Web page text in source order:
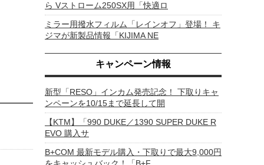
ら Vストローム250SX用「快適ロ
ミラー用撥水フィルム「レインオフ」登場！ キ
ジマが新製品情報「KIJIMA NE
キャンペーン情報
新型「RESO」インカム発売記念！ 下取りキャ
ンペーンを10/15まで延長して開
【KTM】「990 DUKE／1390 SUPER DUKE R
EVO 購入サ
B+COM 最新モデル購入・下取りで最大9,000円